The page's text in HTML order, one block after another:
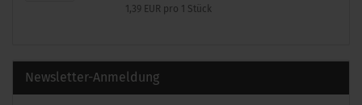
1,39 EUR pro 1 Stück
Newsletter-Anmeldung